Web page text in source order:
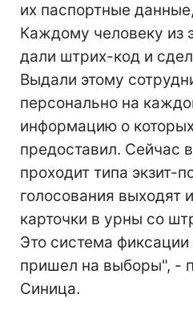
их паспортные
Каждому человеку из
дали штрих-код и
Выдали этому
персонально на
информацию о
предоставил. Сейчас
проходит типа экзит-
голосования выходят
карточки в урны со
Это система фиксации
пришел на выборы", -
Синица.